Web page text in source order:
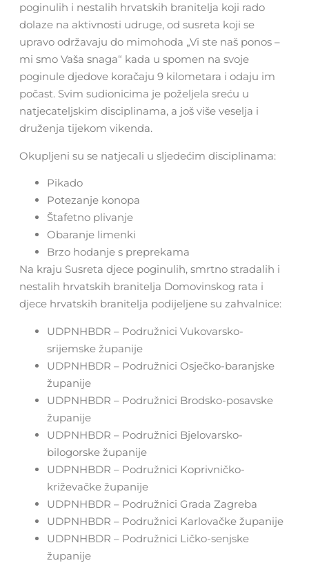
poginulih i nestalih hrvatskih branitelja koji rado
dolaze na aktivnosti udruge, od susreta koji se
upravo održavaju do mimohoda „Vi ste naš ponos –
mi smo Vaša snaga“ kada u spomen na svoje
poginule djedove koračaju 9 kilometara i odaju im
počast. Svim sudionicima je poželjela sreću u
natjecateljskim disciplinama, a još više veselja i
druženja tijekom vikenda.
Okupljeni su se natjecali u sljedećim disciplinama:
Pikado
Potezanje konopa
Štafetno plivanje
Obaranje limenki
Brzo hodanje s preprekama
Na kraju Susreta djece poginulih, smrtno stradalih i
nestalih hrvatskih branitelja Domovinskog rata i
djece hrvatskih branitelja podijeljene su zahvalnice:
UDPNHBDR – Podružnici Vukovarsko-
srijemske županije
UDPNHBDR – Podružnici Osječko-baranjske
županije
UDPNHBDR – Podružnici Brodsko-posavske
županije
UDPNHBDR – Podružnici Bjelovarsko-
bilogorske županije
UDPNHBDR – Podružnici Koprivničko-
križevačke županije
UDPNHBDR – Podružnici Grada Zagreba
UDPNHBDR – Podružnici Karlovačke županije
UDPNHBDR – Podružnici Ličko-senjske
županije